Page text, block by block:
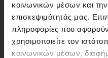
κοινωνικών μέσων και
επισκεψιμότητάς μας.
πληροφορίες που
χρησιμοποιείτε τον
κοινωνικών μέσων,